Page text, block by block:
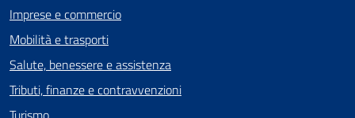
Imprese e commercio
Mobilità e trasporti
Salute, benessere e assistenza
Tributi, finanze e contravvenzioni